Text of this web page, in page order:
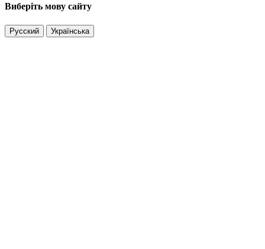
Виберіть мову сайту
Русский Українська